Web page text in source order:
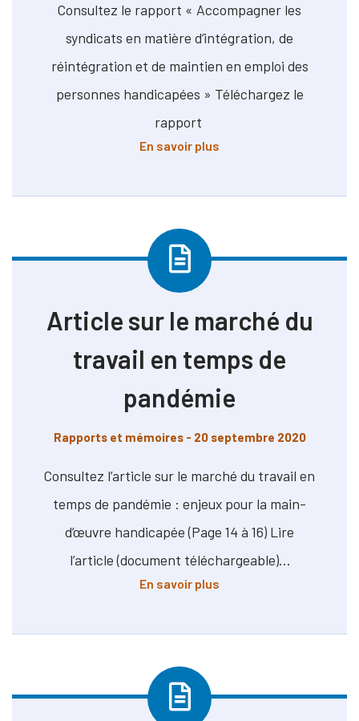
Consultez le rapport « Accompagner les
syndicats en matière d’intégration, de
réintégration et de maintien en emploi des
personnes handicapées » Téléchargez le
rapport
En savoir plus
Article sur le marché du
travail en temps de
pandémie
Rapports et mémoires- 20 septembre 2020
Consultez l’article sur le marché du travail en
temps de pandémie : enjeux pour la main-
d’œuvre handicapée (Page 14 à 16) Lire
l’article (document téléchargeable)…
En savoir plus